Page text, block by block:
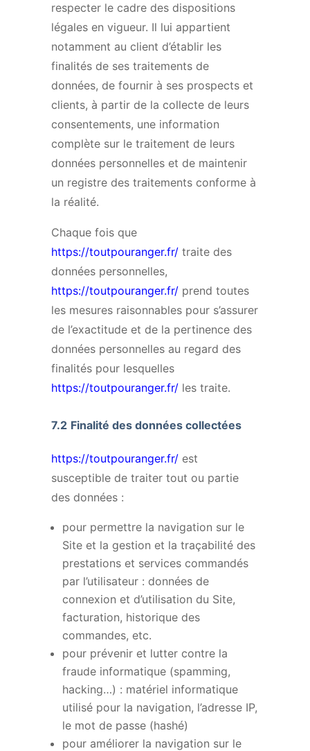
respecter le cadre des dispositions
légales en vigueur. Il lui appartient
notamment au client d’établir les
finalités de ses traitements de
données, de fournir à ses prospects et
clients, à partir de la collecte de leurs
consentements, une information
complète sur le traitement de leurs
données personnelles et de maintenir
un registre des traitements conforme à
la réalité.
Chaque fois que
https://toutpouranger.fr/ traite des
données personnelles,
https://toutpouranger.fr/ prend toutes
les mesures raisonnables pour s’assurer
de l’exactitude et de la pertinence des
données personnelles au regard des
finalités pour lesquelles
https://toutpouranger.fr/ les traite.
7.2 Finalité des données collectées
https://toutpouranger.fr/ est
susceptible de traiter tout ou partie
des données :
pour permettre la navigation sur le
Site et la gestion et la traçabilité des
prestations et services commandés
par l’utilisateur : données de
connexion et d’utilisation du Site,
facturation, historique des
commandes, etc.
pour prévenir et lutter contre la
fraude informatique (spamming,
hacking…) : matériel informatique
utilisé pour la navigation, l’adresse IP,
le mot de passe (hashé)
pour améliorer la navigation sur le